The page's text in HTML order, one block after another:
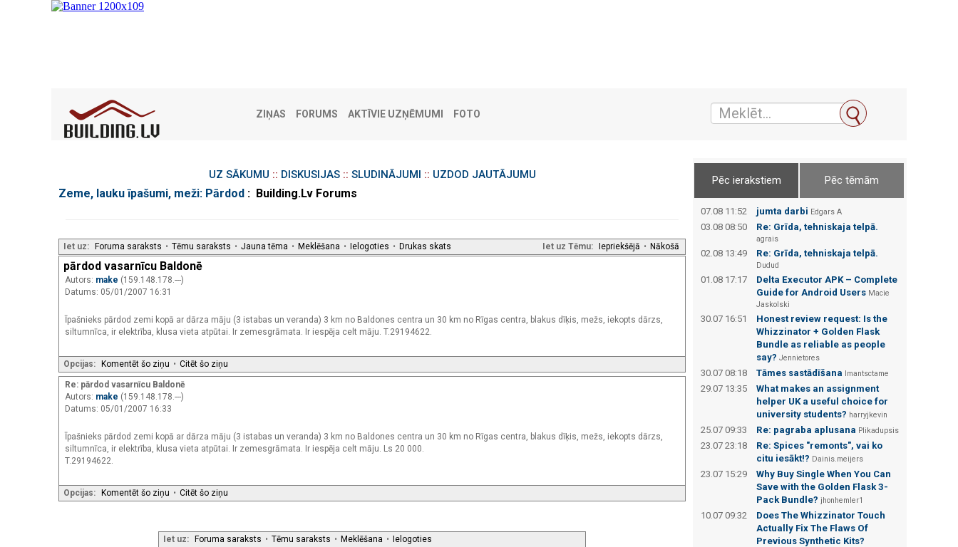
ZIŅAS FORUMS AKTĪVIE UZŅĒMUMI FOTO
UZ SĀKUMU :: DISKUSIJAS:: SLUDINĀJUMI :: UZDOD JAUTĀJUMU
Zeme, lauku īpašumi, meži: Pārdod : Building.Lv Forums
Iet uz Tēmu: Iepriekšējā • Nākošā
Iet uz: Foruma saraksts • Tēmu saraksts • Jauna tēma • Meklēšana • Ielogoties • Drukas skats
pārdod vasarnīcu Baldonē
Autors: make (159.148.178.---)
Datums: 05/01/2007 16:31
Īpašnieks pārdod zemi kopā ar dārza māju (3 istabas un veranda) 3 km no Baldones centra un 30 km no Rīgas centra, blakus dīķis, mežs, iekopts dārzs,
siltumnīca, ir elektrība, klusa vieta atpūtai. Ir zemesgrāmata. Ir iespēja celt māju. T.29194622.
Opcijas: Komentēt šo ziņu • Citēt šo ziņu
Re: pārdod vasarnīcu Baldonē
Autors: make (159.148.178.---)
Datums: 05/01/2007 16:33
Īpašnieks pārdod zemi kopā ar dārza māju (3 istabas un veranda) 3 km no Baldones centra un 30 km no Rīgas centra, blakus dīķis, mežs, iekopts dārzs,
siltumnīca, ir elektrība, klusa vieta atpūtai. Ir zemesgrāmata. Ir iespēja celt māju. Ls 20 000.
T.29194622.
Opcijas: Komentēt šo ziņu • Citēt šo ziņu
Iet uz: Foruma saraksts • Tēmu saraksts • Meklēšana • Ielogoties
Pēc ierakstiem Pēc tēmām
07.08 11:52 jumta darbi Edgars А
03.08 08:50 Re: Grīda, tehniskaja telpā.
agrais
02.08 13:49 Re: Grīda, tehniskaja telpā.
Dudud
01.08 17:17
Delta Executor APK – Complete
Guide for Android Users Macie
Jaskolski
30.07 16:51
Honest review request: Is the
Whizzinator + Golden Flask
Bundle as reliable as people
say? Jennietores
30.07 08:18 Tāmes sastādīšana Imantsctame
29.07 13:35
What makes an assignment
helper UK a useful choice for
university students? harryjkevin
25.07 09:33 Re: pagraba aplusana Plikadupsis
23.07 23:18
Re: Spices "remonts", vai ko
citu iesākt!? Dainis.meijers
23.07 15:29
Why Buy Single When You Can
Save with the Golden Flask 3-
Pack Bundle? jhonhemler1
10.07 09:32
Does The Whizzinator Touch
Actually Fix The Flaws Of
Previous Synthetic Kits?